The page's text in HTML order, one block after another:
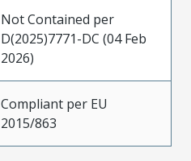
Not Contained per
D(2025)7771-DC (04 Feb
2026)
Compliant per EU
2015/863